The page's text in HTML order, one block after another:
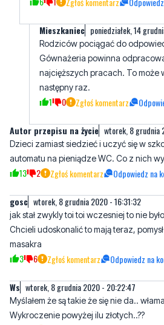
nad swoimi dziecmi.
6 1 Zgłoś komentarz
Mieszkaniec poniedziałek, 14
Rodziców pociągać do
Gównażeria powinna
następny raz.
1 0 Zgłoś komentarz
Autor przepisu na życie wtorek, 8 grudnia
automatu na pieniądze WC. Co z nich
13 2 Zgłoś komentarz Odpowiedz na
gosc wtorek, 8 grudnia 2020 - 16:31:32
jak stał zwykly toi toi wczesniej to nie
masakra
3 6 Zgłoś komentarz Odpowiedz na